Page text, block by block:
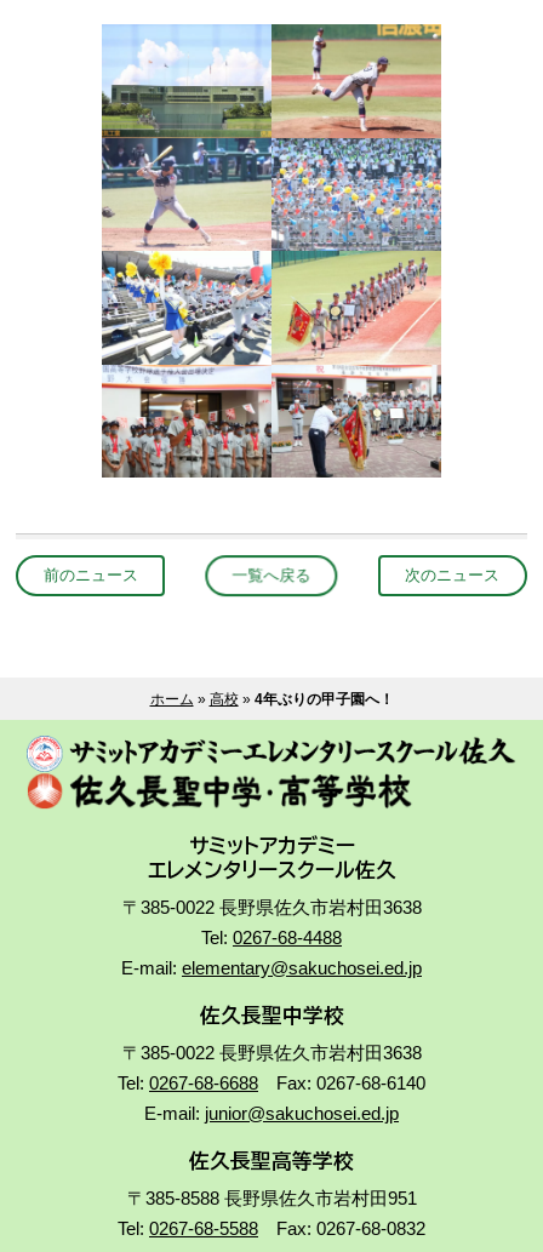
前のニュース 一覧へ戻る 次のニュース
ホーム » 高校» 4年ぶりの甲子園へ！
サミットアカデミー
エレメンタリースクール佐久
〒385-0022 長野県佐久市岩村田3638
Tel: 0267-68-4488
E-mail: elementary@sakuchosei.ed.jp
佐久長聖中学校
〒385-0022 長野県佐久市岩村田3638
Tel: 0267-68-6688 Fax: 0267-68-6140
E-mail: junior@sakuchosei.ed.jp
佐久長聖高等学校
〒385-8588 長野県佐久市岩村田951
Tel: 0267-68-5588 Fax: 0267-68-0832